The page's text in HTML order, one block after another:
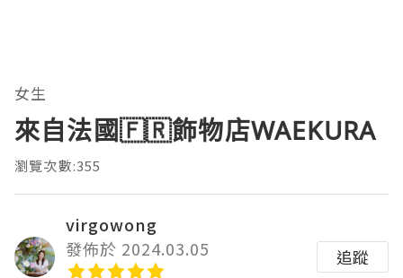
女生
來自法國🇫🇷飾物店WAEKURA
瀏覽次數:355
virgowong
發佈於 2024.03.05
追蹤